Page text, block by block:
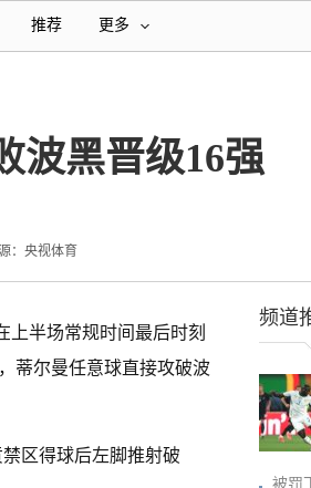
推荐 更多
波黑晋级16强
：央视体育
上半场常规时间最后时刻
蒂尔曼任意球直接攻破波
区得球后左脚推射破
频道
被罚